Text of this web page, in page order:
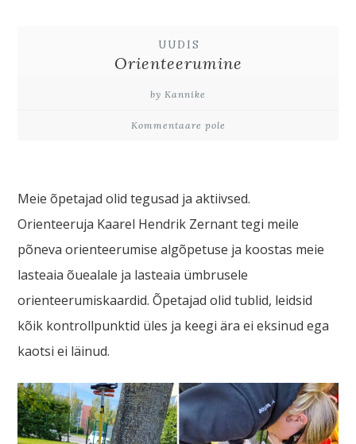
UUDIS
Orienteerumine
by Kannike
Kommentaare pole
Meie õpetajad olid tegusad ja aktiivsed.
Orienteeruja Kaarel Hendrik Zernant tegi meile
põneva orienteerumise algõpetuse ja koostas meie
lasteaia õuealale ja lasteaia ümbrusele
orienteerumiskaardid. Õpetajad olid tublid, leidsid
kõik kontrollpunktid üles ja keegi ära ei eksinud ega
kaotsi ei läinud.